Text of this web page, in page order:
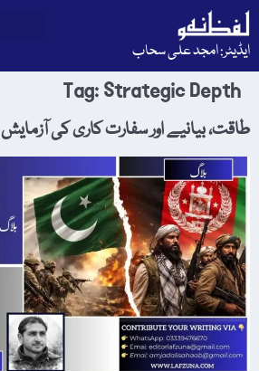
ایڈیٹر: امجد علی سحاب
Tag:Strategic Depth
طاقت، بیانیے اور سفارت کاری کی آزمایش